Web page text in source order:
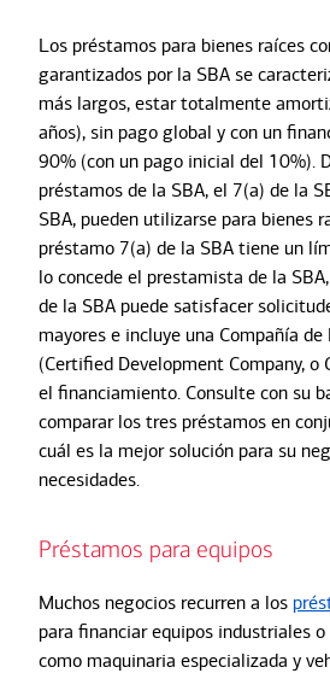
Los préstamos para bienes raíces
garantizados por la SBA se
más largos, estar totalmente
años), sin pago global y con un
90% (con un pago inicial del 10%).
préstamos de la SBA, el 7(a) de la
SBA, pueden utilizarse para bienes
préstamo 7(a) de la SBA tiene un
lo concede el prestamista de la
de la SBA puede satisfacer
mayores e incluye una Compañía
(Certified Development Company, o
el financiamiento. Consulte con su
comparar los tres préstamos en
cuál es la mejor solución para su
necesidades.
Préstamos para equipos
Muchos negocios recurren a los
para financiar equipos industriales
como maquinaria especializada y